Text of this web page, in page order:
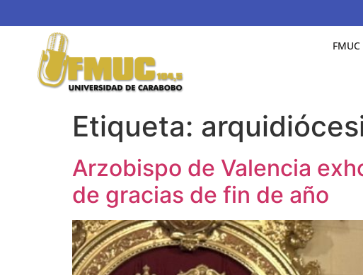
FMUC
Etiqueta:
Arzobispo de Valencia
de gracias de fin de año